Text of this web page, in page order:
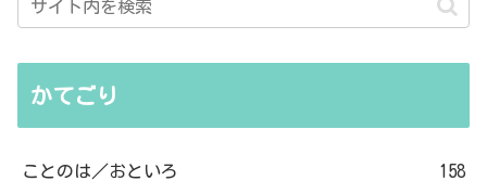
かてごり
ことのは／おといろ 158